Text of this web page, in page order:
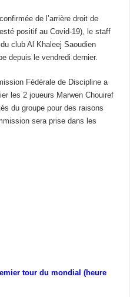
de l’arrière droit de
positif au Covid-19), le staff
club Al Khaleej Saoudien
depuis le vendredi dernier.
Fédérale de Discipline a
les 2 joueurs Marwen Chouiref
du groupe pour des raisons
sera prise dans les
tour du mondial (heure